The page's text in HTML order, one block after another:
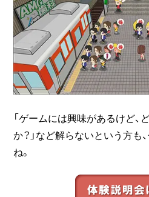
「ゲームには興味があるけど
か？」など解らないという方も
ね。